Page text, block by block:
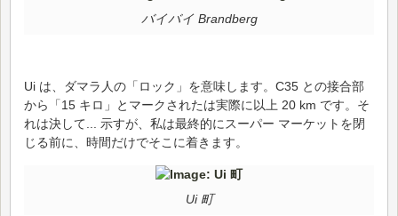
バイバイ Brandberg
Ui は、ダマラ人の「ロック」を意味します。C35 との接合部
から「15 キロ」とマークされたは実際に以上 20 km です。そ
れは決して... 示すが、私は最終的にスーパー マーケットを閉
じる前に、時間だけでそこに着きます。
Ui 町